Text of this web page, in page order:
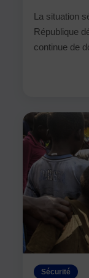
La situation
République
continue de
Sécurité